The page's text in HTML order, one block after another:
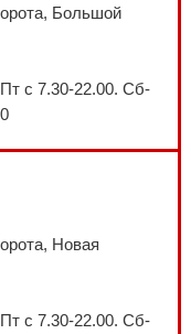
Большой
с 7.30-22.00. Сб-
Новая
с 7.30-22.00. Сб-